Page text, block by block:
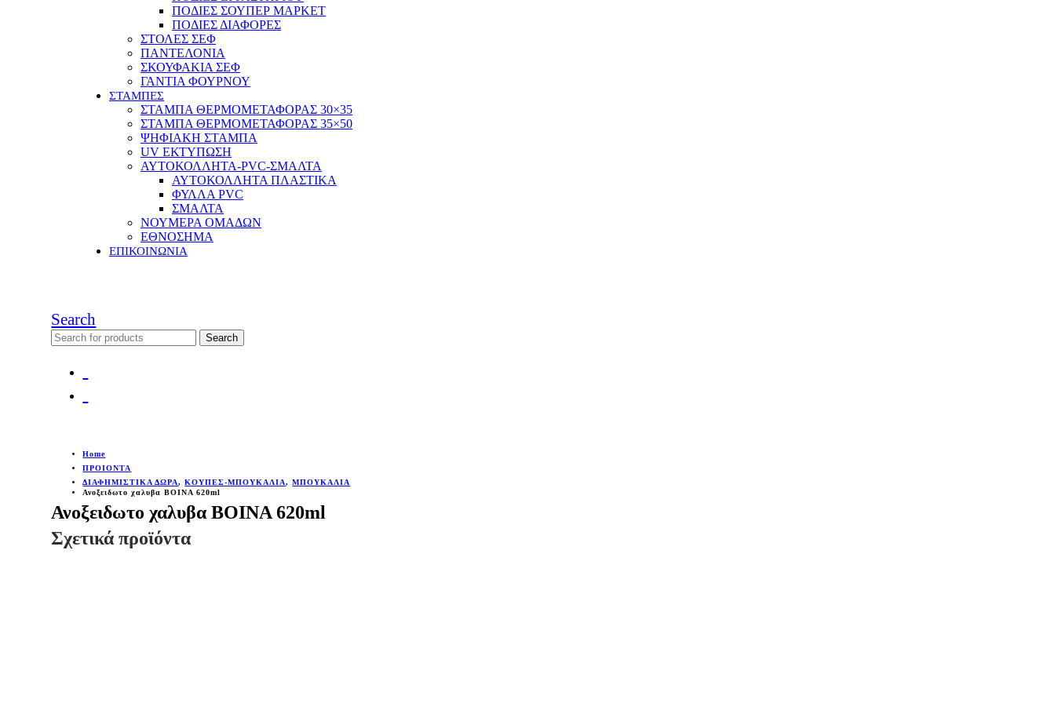
ΠΟΔΙΕΣ ΣΟΥΠΕΡ ΜΑΡΚΕΤ
ΠΟΔΙΕΣ ΔΙΑΦΟΡΕΣ
ΣΤΟΛΕΣ ΣΕΦ
ΠΑΝΤΕΛΟΝΙΑ
ΣΚΟΥΦΑΚΙΑ ΣΕΦ
ΓΑΝΤΙΑ ΦΟΥΡΝΟΥ
ΣΤΑΜΠΕΣ
ΣΤΑΜΠΑ ΘΕΡΜΟΜΕΤΑΦΟΡΑΣ 30×35
ΣΤΑΜΠΑ ΘΕΡΜΟΜΕΤΑΦΟΡΑΣ 35×50
ΨΗΦΙΑΚΗ ΣΤΑΜΠΑ
UV ΕΚΤΥΠΩΣΗ
ΑΥΤΟΚΟΛΛΗΤΑ-PVC-ΣΜΑΛΤΑ
ΑΥΤΟΚΟΛΛΗΤΑ ΠΛΑΣΤΙΚΑ
ΦΥΛΛΑ PVC
ΣΜΑΛΤΑ
ΝΟΥΜΕΡΑ ΟΜΑΔΩΝ
ΕΘΝΟΣΗΜΑ
ΕΠΙΚΟΙΝΩΝΙΑ
Search
Search
for:
Home
ΠΡΟΙΟΝΤΑ
ΔΙΑΦΗΜΙΣΤΙΚΑ ΔΩΡΑ,ΚΟΥΠΕΣ-ΜΠΟΥΚΑΛΙΑ,ΜΠΟΥΚΑΛΙΑ
Ανοξειδωτο χαλυβα BOINA 620ml
Ανοξειδωτο χαλυβα BOINA 620ml
Σχετικά προϊόντα